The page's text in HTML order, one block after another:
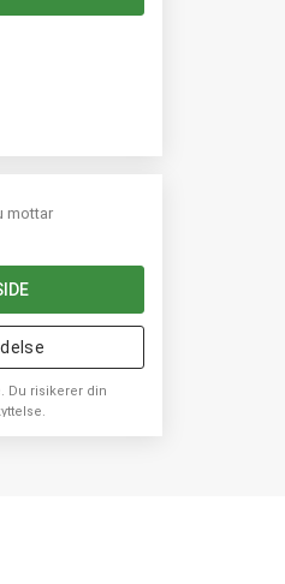
mottar
Du risikerer din